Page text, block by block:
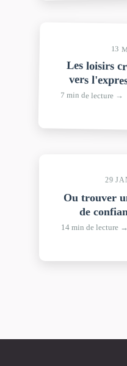
13
Les loisirs
vers
7 min de lecture →
29
Ou trouver
de
14 min de lecture →